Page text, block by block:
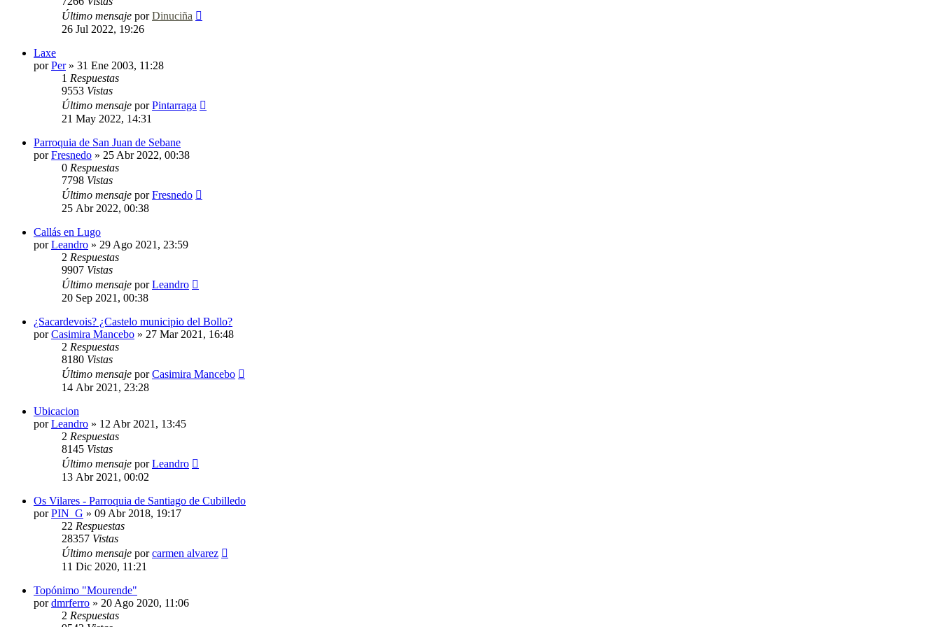
Último mensaje porDinuciña
26 Jul 2022, 19:26
Laxe
porPer» 31 Ene 2003, 11:28
1 Respuestas
9553 Vistas
Último mensaje porPintarraga
21 May 2022, 14:31
Parroquia de San Juan de Sebane
porFresnedo » 25 Abr 2022, 00:38
0 Respuestas
7798 Vistas
Último mensaje porFresnedo
25 Abr 2022, 00:38
Callás en Lugo
porLeandro » 29 Ago 2021, 23:59
2 Respuestas
9907 Vistas
Último mensaje porLeandro
20 Sep 2021, 00:38
¿Sacardevois? ¿Castelo municipio del Bollo?
porCasimira Mancebo » 27 Mar 2021, 16:48
2 Respuestas
8180 Vistas
Último mensaje porCasimira Mancebo
14 Abr 2021, 23:28
Ubicacion
porLeandro » 12 Abr 2021, 13:45
2 Respuestas
8145 Vistas
Último mensaje porLeandro
13 Abr 2021, 00:02
Os Vilares - Parroquia de Santiago de Cubilledo
porPIN_G » 09 Abr 2018, 19:17
22 Respuestas
28357 Vistas
Último mensaje porcarmen alvarez
11 Dic 2020, 11:21
Topónimo "Mourende"
pordmrferro » 20 Ago 2020, 11:06
2 Respuestas